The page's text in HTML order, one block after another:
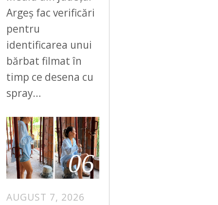
Argeș fac verificări
pentru
identificarea unui
bărbat filmat în
timp ce desena cu
spray…
06
AUGUST 7, 2026